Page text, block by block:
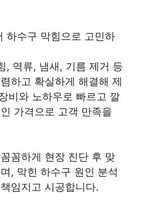
하수구 막힘으로 고민하
, 역류, 냄새, 기름 제거 등
하고 확실하게 해결해 제
비와 노하우로 빠르고 깔
가격으로 고객 만족을
꼼하게 현장 진단 후 맞
, 막힌 하수구 원인 분석
임지고 시공합니다.